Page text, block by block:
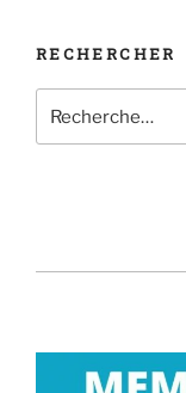
RECHERCHER
pour